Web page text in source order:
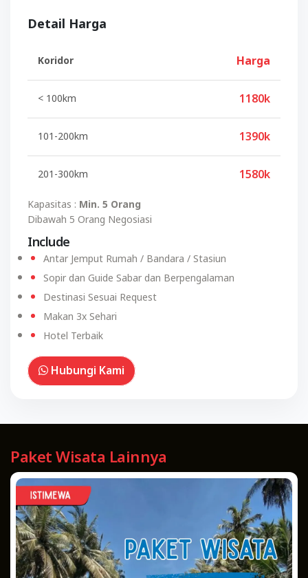
Detail Harga
Koridor Harga
< 100km 1180k
101-200km 1390k
201-300km 1580k
Kapasitas : Min. 5 Orang
Dibawah 5 Orang Negosiasi
Include
Antar Jemput Rumah / Bandara / Stasiun
Sopir dan Guide Sabar dan Berpengalaman
Destinasi Sesuai Request
Makan 3x Sehari
Hotel Terbaik
Hubungi Kami
Paket Wisata Lainnya